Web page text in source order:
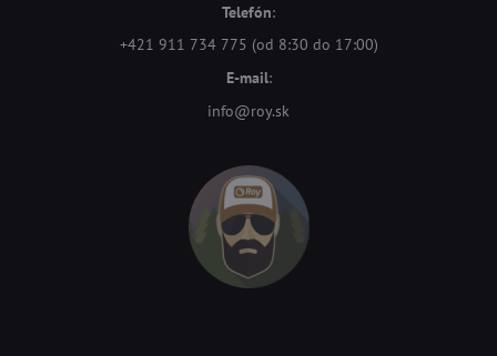
Telefón:
+421 911 734 775 (od 8:30 do 17:00)
E-mail:
info@roy.sk